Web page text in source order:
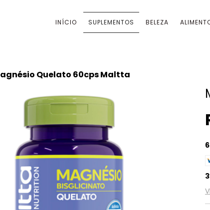
INÍCIO SUPLEMENTOS BELEZA
Quelato 60cps Maltta
6